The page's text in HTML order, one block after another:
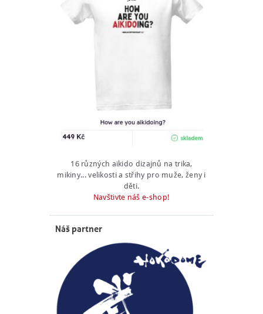
16 různých aikido dizajnů na trika,
mikiny... velikosti a střihy pro muže, ženy i
děti.
Navštivte náš e-shop!
Náš partner